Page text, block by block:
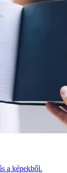
a képekből.